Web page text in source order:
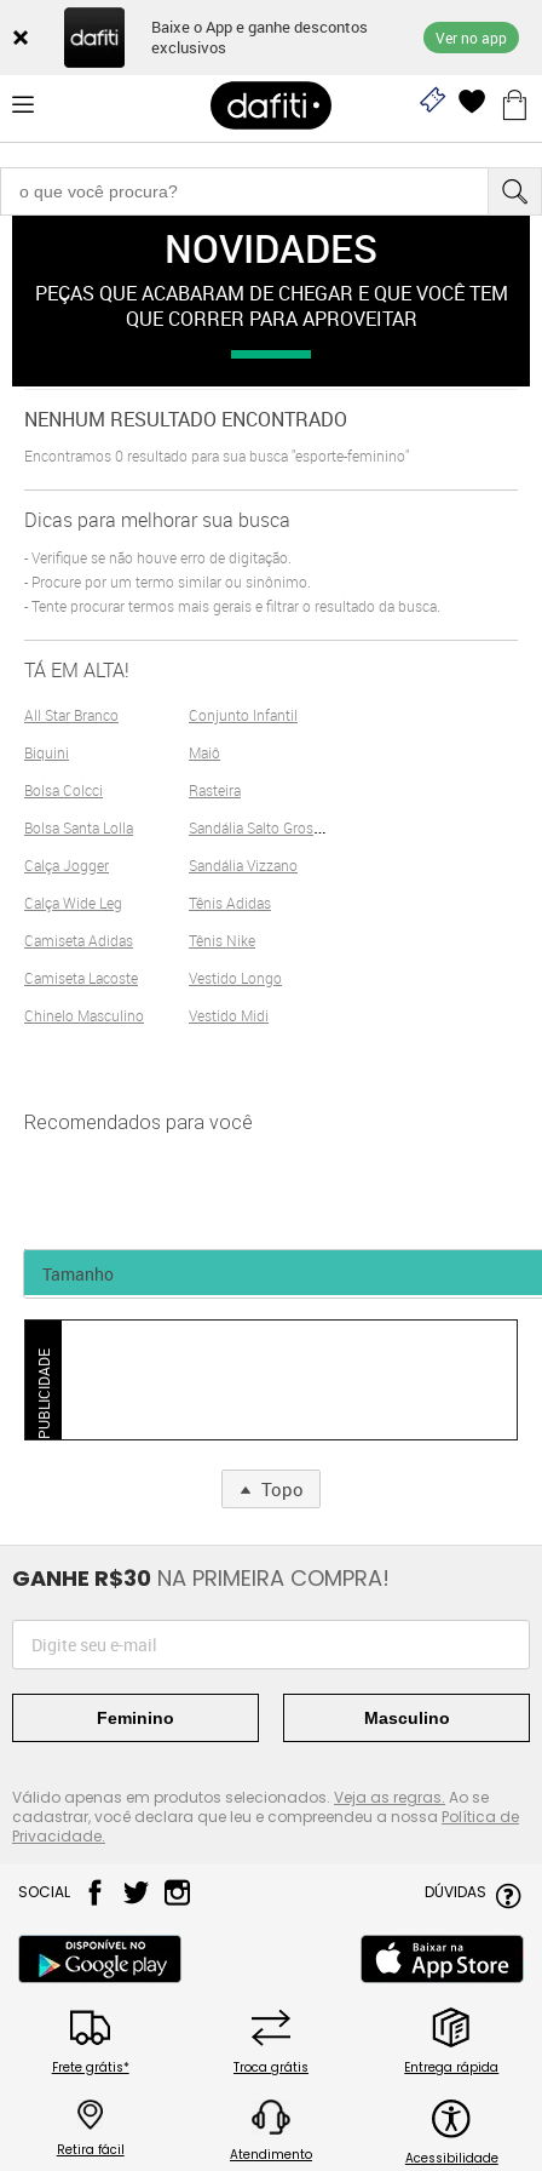
Baixe o App e ganhe descontos
exclusivos
Ver no app
"esporte-feminino"NOVIDADES
PEÇAS QUE ACABARAM DE CHEGAR E QUE VOCÊ TEM
QUE CORRER PARA APROVEITAR
NENHUM RESULTADO ENCONTRADO
Encontramos0 resultado para sua busca"esporte-feminino"
Dicas para melhorar sua busca
Verifique se não houve erro de digitação.
Procure por um termo similar ou sinônimo.
Tente procurar termos mais gerais e filtrar o resultado da busca.
TÁ EM ALTA!
All Star Branco
Biquini
Bolsa Colcci
Bolsa Santa Lolla
Calça Jogger
Calça Wide Leg
Camiseta Adidas
Camiseta Lacoste
Chinelo Masculino
Conjunto Infantil
Maiô
Rasteira
S
andália Salto Grosso
Sandália Vizzano
Tênis Adidas
Tênis Nike
Vestido Longo
Vestido Midi
Recomendados para você
PUBLICIDADE
Topo
GANHE R$30 NA PRIMEIRA COMPRA!
Feminino Masculino
Válido apenas em produtos selecionados. Veja as regras. Ao se
cadastrar, você declara que leu e compreendeu a nossa Política de
Privacidade.
SOCIAL DÚVIDAS
Frete grátis* Troca grátis Entrega rápida
Retira fácil Atendimento Acessibilidade